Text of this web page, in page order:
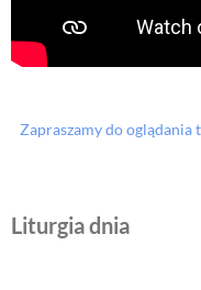
Zapraszamy do
Liturgia dnia